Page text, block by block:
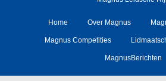
Home Over Magnus
Magnus Competities
MagnusBerichten